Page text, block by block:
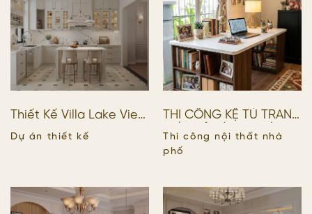
Thiết Kế Villa Lake View
Quận 2 – Vẻ Đẹp Tân
Cổ Điển Thanh Lịch
Dự án thiết kế
THI CÔNG KỆ TỦ TRANG
TRÍ – KỆ SÁCH – BÀN
HỌC_VILLA QUẬN 7
Thi công nội thất nhà
phố